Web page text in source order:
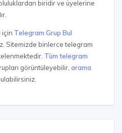
biridir ve üyelerine
için Telegram Grup Bul
Sitemizde binlerce telegram
Tüm telegram
görüntüleyebilir, arama